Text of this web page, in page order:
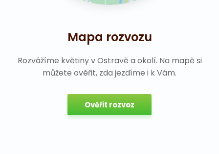
Mapa rozvozu
Rozvážíme květiny v Ostravě a okolí. Na mapě si
můžete ověřit, zda jezdíme i k Vám.
Ověřit rozvoz